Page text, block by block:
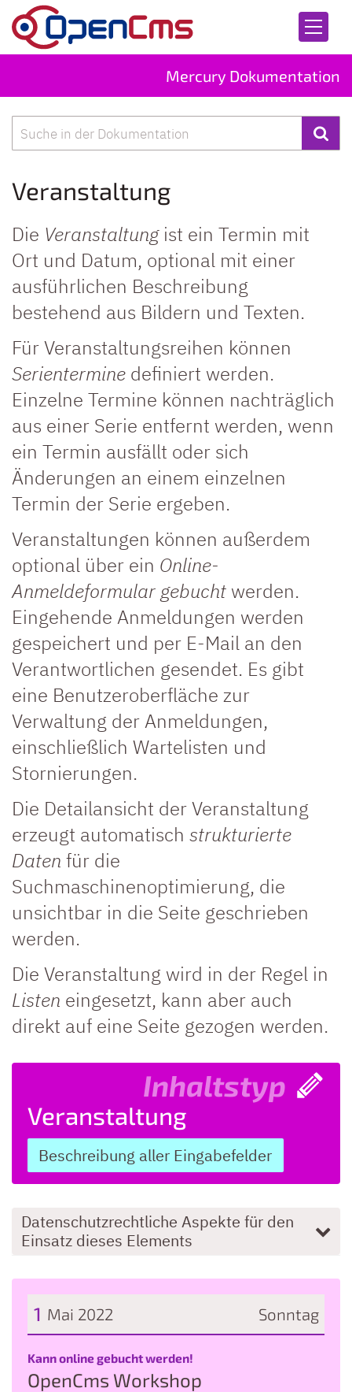
Zum Inhalt springen
Mercury Dokumentation
Veranstaltung
Die Veranstaltungist ein Termin mit
Ort und Datum, optional mit einer
ausführlichen Beschreibung
bestehend aus Bildern und Texten.
Für Veranstaltungsreihen können
Serientermine definiert werden.
Einzelne Termine können nachträglich
aus einer Serie entfernt werden, wenn
ein Termin ausfällt oder sich
Änderungen an einem einzelnen
Termin der Serie ergeben.
Veranstaltungen können außerdem
optional über ein Online-
Anmeldeformular gebucht werden.
Eingehende Anmeldungen werden
gespeichert und per E-Mail an den
Verantwortlichen gesendet. Es gibt
eine Benutzeroberfläche zur
Verwaltung der Anmeldungen,
einschließlich Wartelisten und
Stornierungen.
Die Detailansicht der Veranstaltung
erzeugt automatisch strukturierte
Daten für die
Suchmaschinenoptimierung, die
unsichtbar in die Seite geschrieben
werden.
Die Veranstaltung wird in der Regel in
Listen eingesetzt, kann aber auch
direkt auf eine Seite gezogen werden.
Inhaltstyp
Veranstaltung
Beschreibung aller Eingabefelder
Datenschutzrechtliche Aspekte für den
Einsatz dieses Elements
Sonntag
1 Mai 2022
Datum: 1. Mai 2022
Kann online gebucht werden!
OpenCms Workshop
Suche